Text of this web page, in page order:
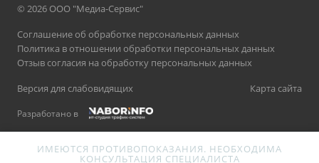
© 2026 ООО "Медиа-Сервис"
Соглашение об обработке персональных данных
Политика в отношении обработки персональных данных
Отзыв согласия на обработку персональных данных
Версия для слабовидящих
Карта сайта
Разработано в
ИМЕЮТСЯ ПРОТИВОПОКАЗАНИЯ. НЕОБХОДИМА
КОНСУЛЬТАЦИЯ СПЕЦИАЛИСТА